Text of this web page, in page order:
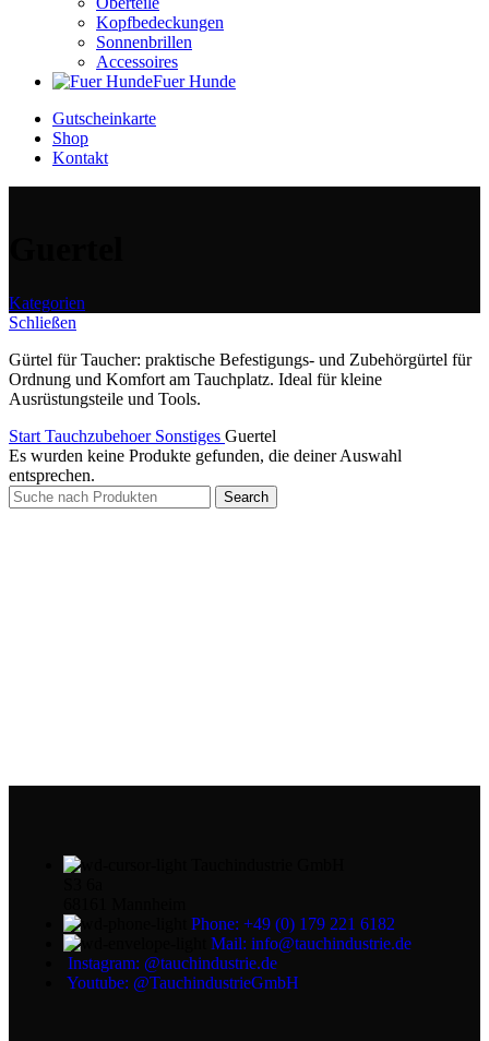
Kopfbedeckungen
Sonnenbrillen
Accessoires
Fuer Hunde
Gutscheinkarte
Shop
Kontakt
Kategorien
Schließen
Gürtel für Taucher: praktische Befestigungs- und Zubehörgürtel für
Ordnung und Komfort am Tauchplatz. Ideal für kleine
Ausrüstungsteile und Tools.
Start Tauchzubehoer Sonstiges Guertel
Es wurden keine Produkte gefunden, die deiner Auswahl
entsprechen.
Search
Phone: +49 (0) 179 221 6182
Mail: info@tauchindustrie.de
Instagram: @tauchindustrie.de
Youtube: @TauchindustrieGmbH